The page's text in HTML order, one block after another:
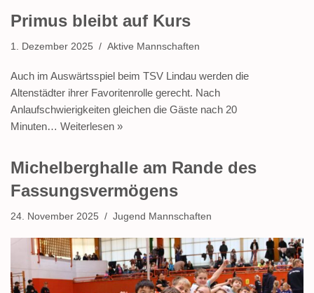
Primus bleibt auf Kurs
1. Dezember 2025 Aktive Mannschaften
Auch im Auswärtsspiel beim TSV Lindau werden die
Altenstädter ihrer Favoritenrolle gerecht. Nach
Anlaufschwierigkeiten gleichen die Gäste nach 20
Minuten… Weiterlesen »
Michelberghalle am Rande des
Fassungsvermögens
24. November 2025 Jugend Mannschaften